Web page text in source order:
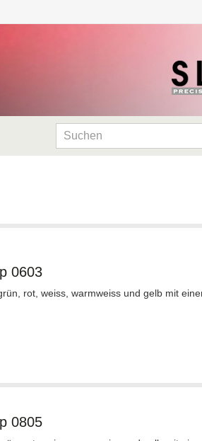
0603
rot, weiss, warmweiss und gelb mit
0805